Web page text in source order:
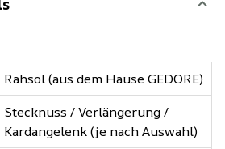
Rahsol (aus dem Hause GEDORE)
Stecknuss / Verlängerung /
Kardangelenk (je nach Auswahl)